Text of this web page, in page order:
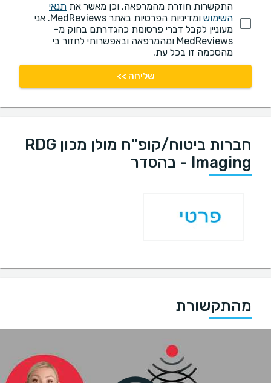
התקשרות חוזרת מהמרפאה, וכן מאשר את תנאי
השימוש
ומדיניות הפרטיות באתר MedReviews. אני
מעוניין לקבל דברי פרסומת כהגדרתם בחוק מ-
MedReviews ומהמרפאה ובאפשרותי לחזור בי
מהסכמה זו בכל עת.
שליחה >>
חברות ביטוח/קופ"ח מולן מכון RDG
- Imaging בהסדר
מהתקשורת